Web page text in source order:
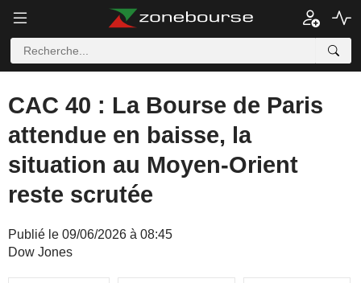
CAC 40 : La Bourse de Paris
attendue en baisse, la
situation au Moyen-Orient
reste scrutée
Publié le 09/06/2026 à 08:45
Dow Jones